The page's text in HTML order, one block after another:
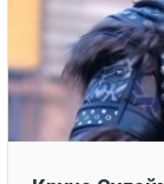
Составлен
сериалов в
23 АВГУСТА 2025 В